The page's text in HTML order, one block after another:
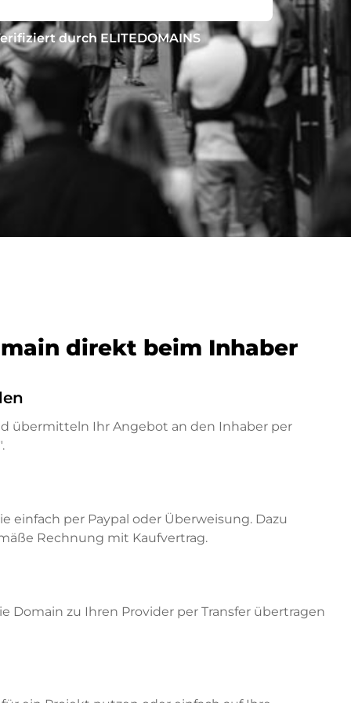
durch ELITEDOMAINS
direkt beim Inhaber
übermitteln Ihr Angebot an den Inhaber per
einfach per Paypal oder Überweisung. Dazu
Rechnung mit Kaufvertrag.
Domain zu Ihren Provider per Transfer übertragen